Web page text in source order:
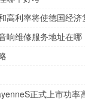
高利率将使德国经济
响维修服务地址在哪
正式上市功率